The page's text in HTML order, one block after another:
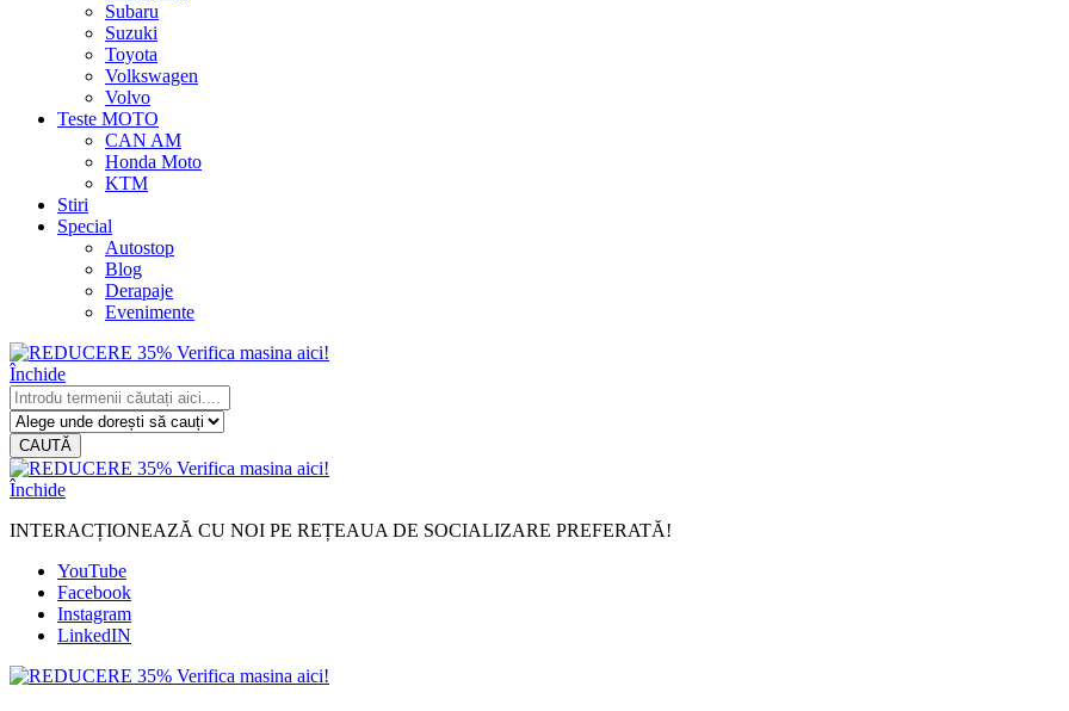
Subaru
Suzuki
Toyota
Volkswagen
Volvo
Teste MOTO
CAN AM
Honda Moto
KTM
Stiri
Special
Autostop
Blog
Derapaje
Evenimente
Închide
CAUTĂ
Închide
INTERACȚIONEAZĂ CU NOI PE REȚEAUA DE SOCIALIZARE PREFERATĂ!
YouTube
Facebook
Instagram
LinkedIN